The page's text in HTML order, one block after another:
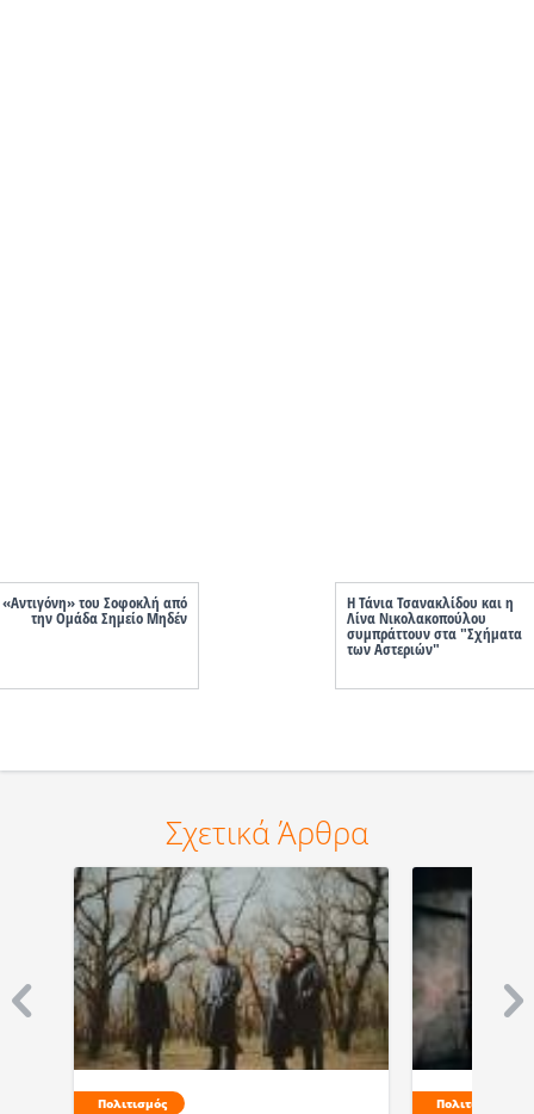
«Αντιγόνη» του Σοφοκλή από
την Ομάδα Σημείο Μηδέν
Η Τάνια Τσανακλίδου και η
Λίνα Νικολακοπούλου
συμπράττουν στα "Σχήματα
των Αστεριών"
Σχετικά Άρθρα
Πολιτισμός Πολιτισμός